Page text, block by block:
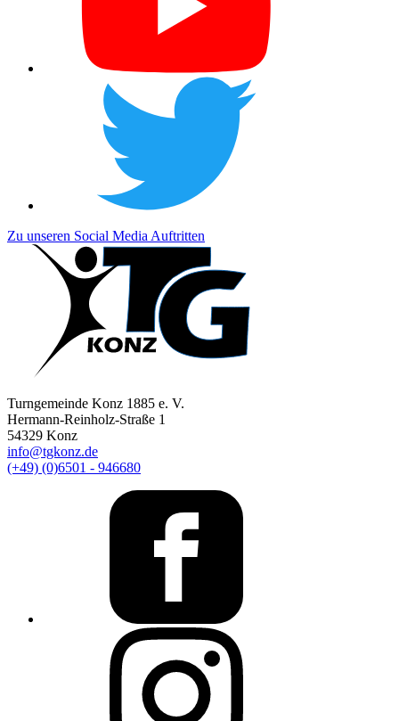
Zu unseren Social Media Auftritten
Turngemeinde Konz 1885 e. V.
Hermann-Reinholz-Straße 1
54329 Konz
info@tgkonz.de
(+49) (0)6501 - 946680